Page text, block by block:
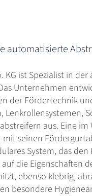
automatisierte
KG ist Spezialist in
Unternehmen
der Fördertechnik
aus. Eine
seinen
System, das
die Eigenschaften
ebenso klebrig,
besondere